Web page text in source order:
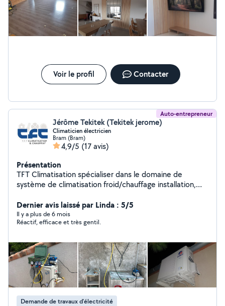
Voir le profil Contacter
Auto-entrepreneur
Jérôme Tekitek (Tekitek jerome)
Climaticien électricien
Bram (Bram)
4,9/5 (17 avis)
Présentation
TFT Climatisation spécialiser dans le domaine de
système de climatisation froid/chauffage installation,
Dernier avis laissé par Linda : 5/5
Il y a plus de 6 mois
Réactif, efficace et très gentil.
Demande de travaux d’électricité